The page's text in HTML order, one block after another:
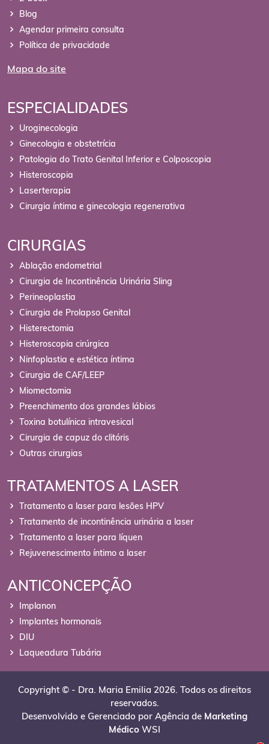
Blog
Agendar primeira consulta
Política de privacidade
Mapa do site
ESPECIALIDADES
Uroginecologia
Ginecologia e obstetrícia
Patologia do Trato Genital Inferior e Colposcopia
Histeroscopia
Laserterapia
Cirurgia íntima e ginecologia regenerativa
CIRURGIAS
Ablação endometrial
Cirurgia de Incontinência Urinária Sling
Perineoplastia
Cirurgia de Prolapso Genital
Histerectomia
Histeroscopia cirúrgica
Ninfoplastia e estética íntima
Cirurgia de CAF/LEEP
Miomectomia
Preenchimento dos grandes lábios
Toxina botulínica intravesical
Cirurgia de capuz do clitóris
Outras cirurgias
TRATAMENTOS A LASER
Tratamento a laser para lesões HPV
Tratamento de incontinência urinária a laser
Tratamento a laser para líquen
Rejuvenescimento íntimo a laser
ANTICONCEPÇÃO
Implanon
Implantes hormonais
DIU
Laqueadura Tubária
Copyright © - Dra. Maria Emilia 2026. Todos os direitos
reservados.
Desenvolvido e Gerenciado por Agência de Marketing
Médico WSI